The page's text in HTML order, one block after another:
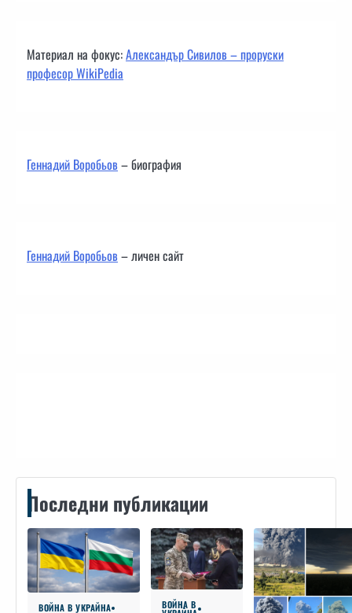
Материал на фокус:Александър Сивилов – проруски
професор WikiPedia
Геннадий Воробьов– биография
Геннадий Воробьов– личен сайт
Последни публикации
ВОЙНА В УКРАЙНА ВОЙНА В